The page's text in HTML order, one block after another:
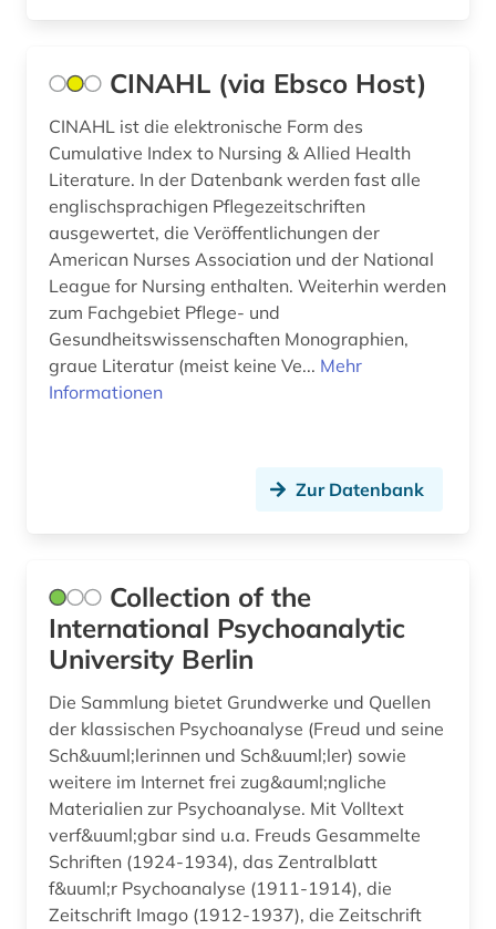
CINAHL (via Ebsco Host)
CINAHL ist die elektronische Form des
Cumulative Index to Nursing & Allied Health
Literature. In der Datenbank werden fast alle
englischsprachigen Pflegezeitschriften
ausgewertet, die Veröffentlichungen der
American Nurses Association und der National
League for Nursing enthalten. Weiterhin werden
zum Fachgebiet Pflege- und
Gesundheitswissenschaften Monographien,
graue Literatur (meist keine Ve... Mehr
Informationen
Zur Datenbank
Collection of the
International Psychoanalytic
University Berlin
Die Sammlung bietet Grundwerke und Quellen
der klassischen Psychoanalyse (Freud und seine
Sch&uuml;lerinnen und Sch&uuml;ler) sowie
weitere im Internet frei zug&auml;ngliche
Materialien zur Psychoanalyse. Mit Volltext
verf&uuml;gbar sind u.a. Freuds Gesammelte
Schriften (1924-1934), das Zentralblatt
f&uuml;r Psychoanalyse (1911-1914), die
Zeitschrift Imago (1912-1937), die Zeitschrift